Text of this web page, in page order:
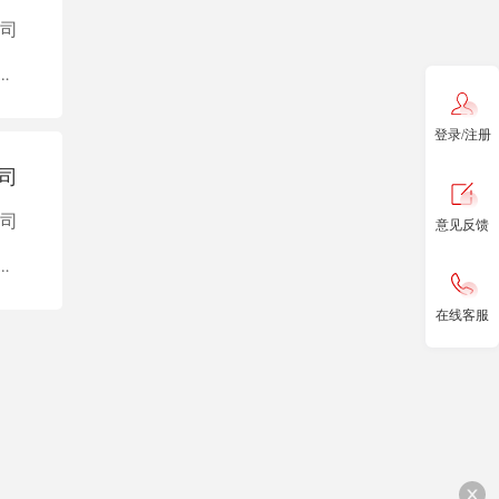
和设备修理业
和设备修理业
登录/注册
意见反馈
在线客服